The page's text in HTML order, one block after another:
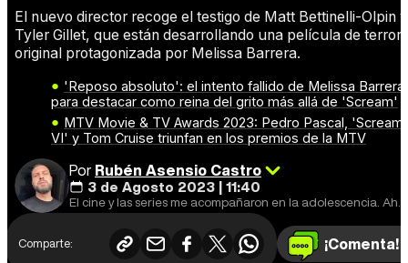
El nuevo director recoge el testigo de Matt Bettinelli-Olpin y
Tyler Gillet, que están desarrollando una película de terror
original protagonizada por Melissa Barrera.
'Reposo absoluto': el intento fallido de Melissa Barrera
para destacar como reina del grito más allá de 'Scream'
MTV Movie & TV Awards 2023: Pedro Pascal, 'Scream
VI' y Tom Cruise triunfan en los premios de la MTV
PorRubén Asensio Castro
3 de Agosto 2023 | 11:40
El cine y las series me acompañaron en la adolescencia. Ahora también los videojuegos y el anime.
Comparte: ¡Comenta!